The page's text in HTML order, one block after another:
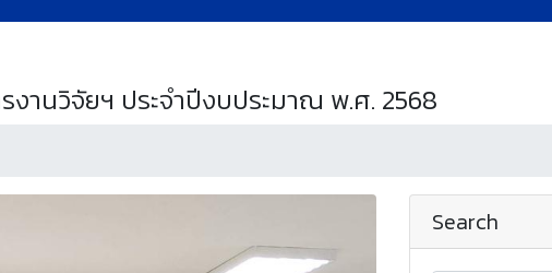
านวิจัยฯ ประจำปีงบประมาณ พ.ศ. 2568
Search